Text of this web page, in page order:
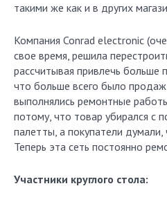
такими же как и в других
Компания Conrad electronic
свое время, решила
рассчитывая привлечь больше
что больше всего было продаж
выполнялись ремонтные
потому, что товар убирался с
палетты, а покупатели
Теперь эта сеть постоянно
Участники круглого стола: